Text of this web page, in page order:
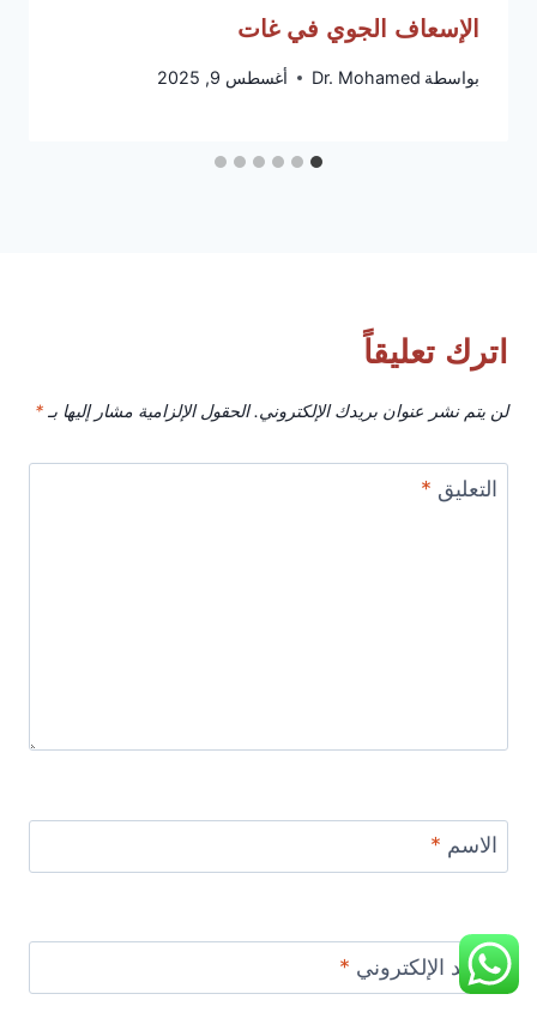
الإسعاف الجوي في غات
بواسطة Dr. Mohamed أغسطس 9, 2025
اترك تعليقاً
لن يتم نشر عنوان بريدك الإلكتروني. الحقول الإلزامية مشار إليها بـ *
التعليق *
الاسم *
البريد الإلكتروني *